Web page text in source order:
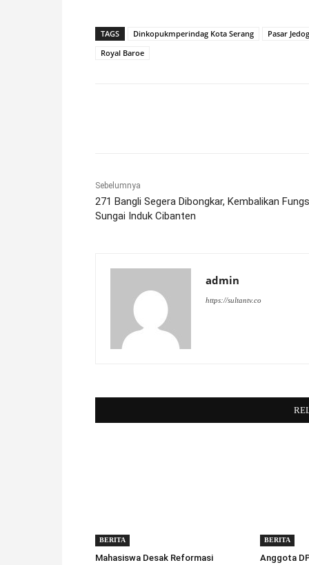
TAGS Dinkopukmperindag Kota Serang Pasar
Royal Baroe
Sebelumnya
271 Bangli Segera Dibongkar, Kembalikan
Sungai Induk Cibanten
admin
https://sultantv.co
BERITA
Mahasiswa Desak Reformasi
BERITA
Anggota